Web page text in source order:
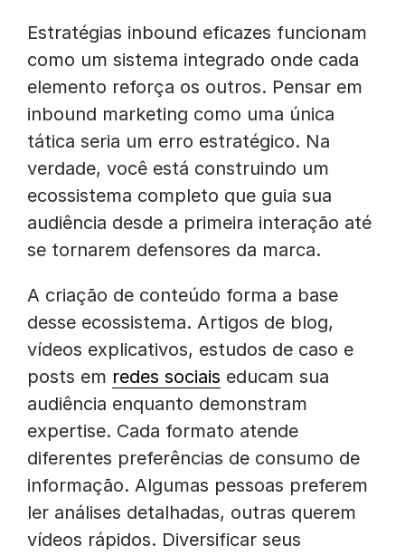
Estratégias inbound eficazes funcionam
como um sistema integrado onde cada
elemento reforça os outros. Pensar em
inbound marketing como uma única
tática seria um erro estratégico. Na
verdade, você está construindo um
ecossistema completo que guia sua
audiência desde a primeira interação até
se tornarem defensores da marca.
A criação de conteúdo forma a base
desse ecossistema. Artigos de blog,
vídeos explicativos, estudos de caso e
posts em redes sociais educam sua
audiência enquanto demonstram
expertise. Cada formato atende
diferentes preferências de consumo de
informação. Algumas pessoas preferem
ler análises detalhadas, outras querem
vídeos rápidos. Diversificar seus